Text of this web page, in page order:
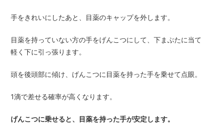
手をきれいにしたあと、目薬のキャップを外します。
目薬を持っていない方の手をげんこつにして、下まぶたに当て
軽く下に引っ張ります。
頭を後頭部に傾け、げんこつに目薬を持った手を乗せて点眼。
1滴で差せる確率が高くなります。
げんこつに乗せると、目薬を持った手が安定します。